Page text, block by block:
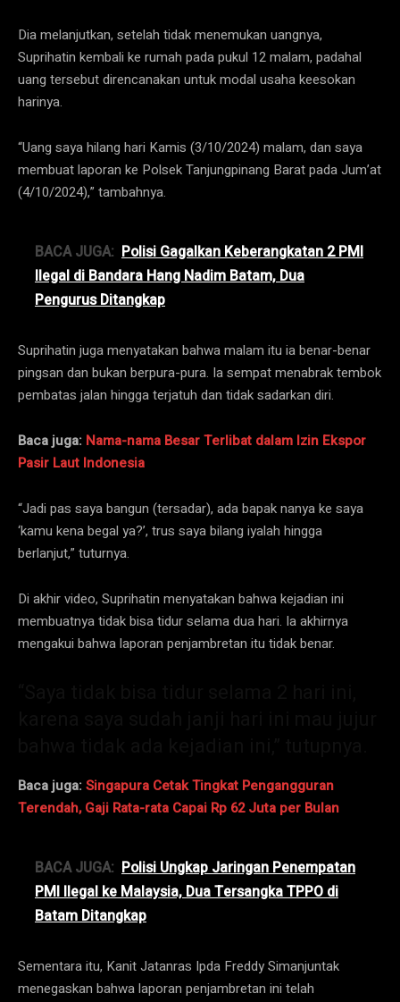
Dia melanjutkan, setelah tidak menemukan uangnya,
Suprihatin kembali ke rumah pada pukul 12 malam, padahal
uang tersebut direncanakan untuk modal usaha keesokan
harinya.
“Uang saya hilang hari Kamis (3/10/2024) malam, dan saya
membuat laporan ke Polsek Tanjungpinang Barat pada Jum’at
(4/10/2024),” tambahnya.
BACA JUGA: Polisi Gagalkan Keberangkatan 2 PMI
Ilegal di Bandara Hang Nadim Batam, Dua
Pengurus Ditangkap
Suprihatin juga menyatakan bahwa malam itu ia benar-benar
pingsan dan bukan berpura-pura. Ia sempat menabrak tembok
pembatas jalan hingga terjatuh dan tidak sadarkan diri.
Baca juga: Nama-nama Besar Terlibat dalam Izin Ekspor
Pasir Laut Indonesia
“Jadi pas saya bangun (tersadar), ada bapak nanya ke saya
‘kamu kena begal ya?’, trus saya bilang iyalah hingga
berlanjut,” tuturnya.
Di akhir video, Suprihatin menyatakan bahwa kejadian ini
membuatnya tidak bisa tidur selama dua hari. Ia akhirnya
mengakui bahwa laporan penjambretan itu tidak benar.
Baca juga:Singapura Cetak Tingkat Pengangguran
Terendah, Gaji Rata-rata Capai Rp 62 Juta per Bulan
BACA JUGA: Polisi Ungkap Jaringan Penempatan
PMI Ilegal ke Malaysia, Dua Tersangka TPPO di
Batam Ditangkap
Sementara itu, Kanit Jatanras Ipda Freddy Simanjuntak
menegaskan bahwa laporan penjambretan ini telah